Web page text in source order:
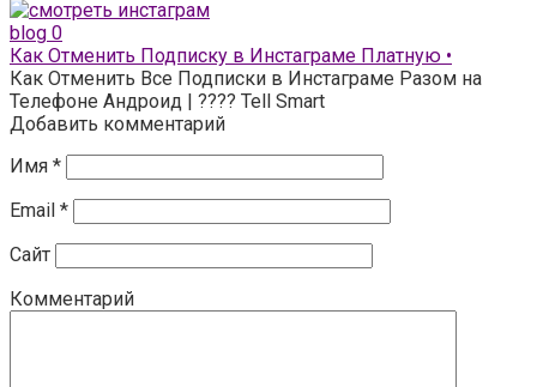
blog 0
Как Отменить Подписку в Инстаграме Платную •
Как Отменить Все Подписки в Инстаграме Разом на
Телефоне Андроид | ???? Tell Smart
Добавить комментарий
Имя *
Email *
Сайт
Комментарий